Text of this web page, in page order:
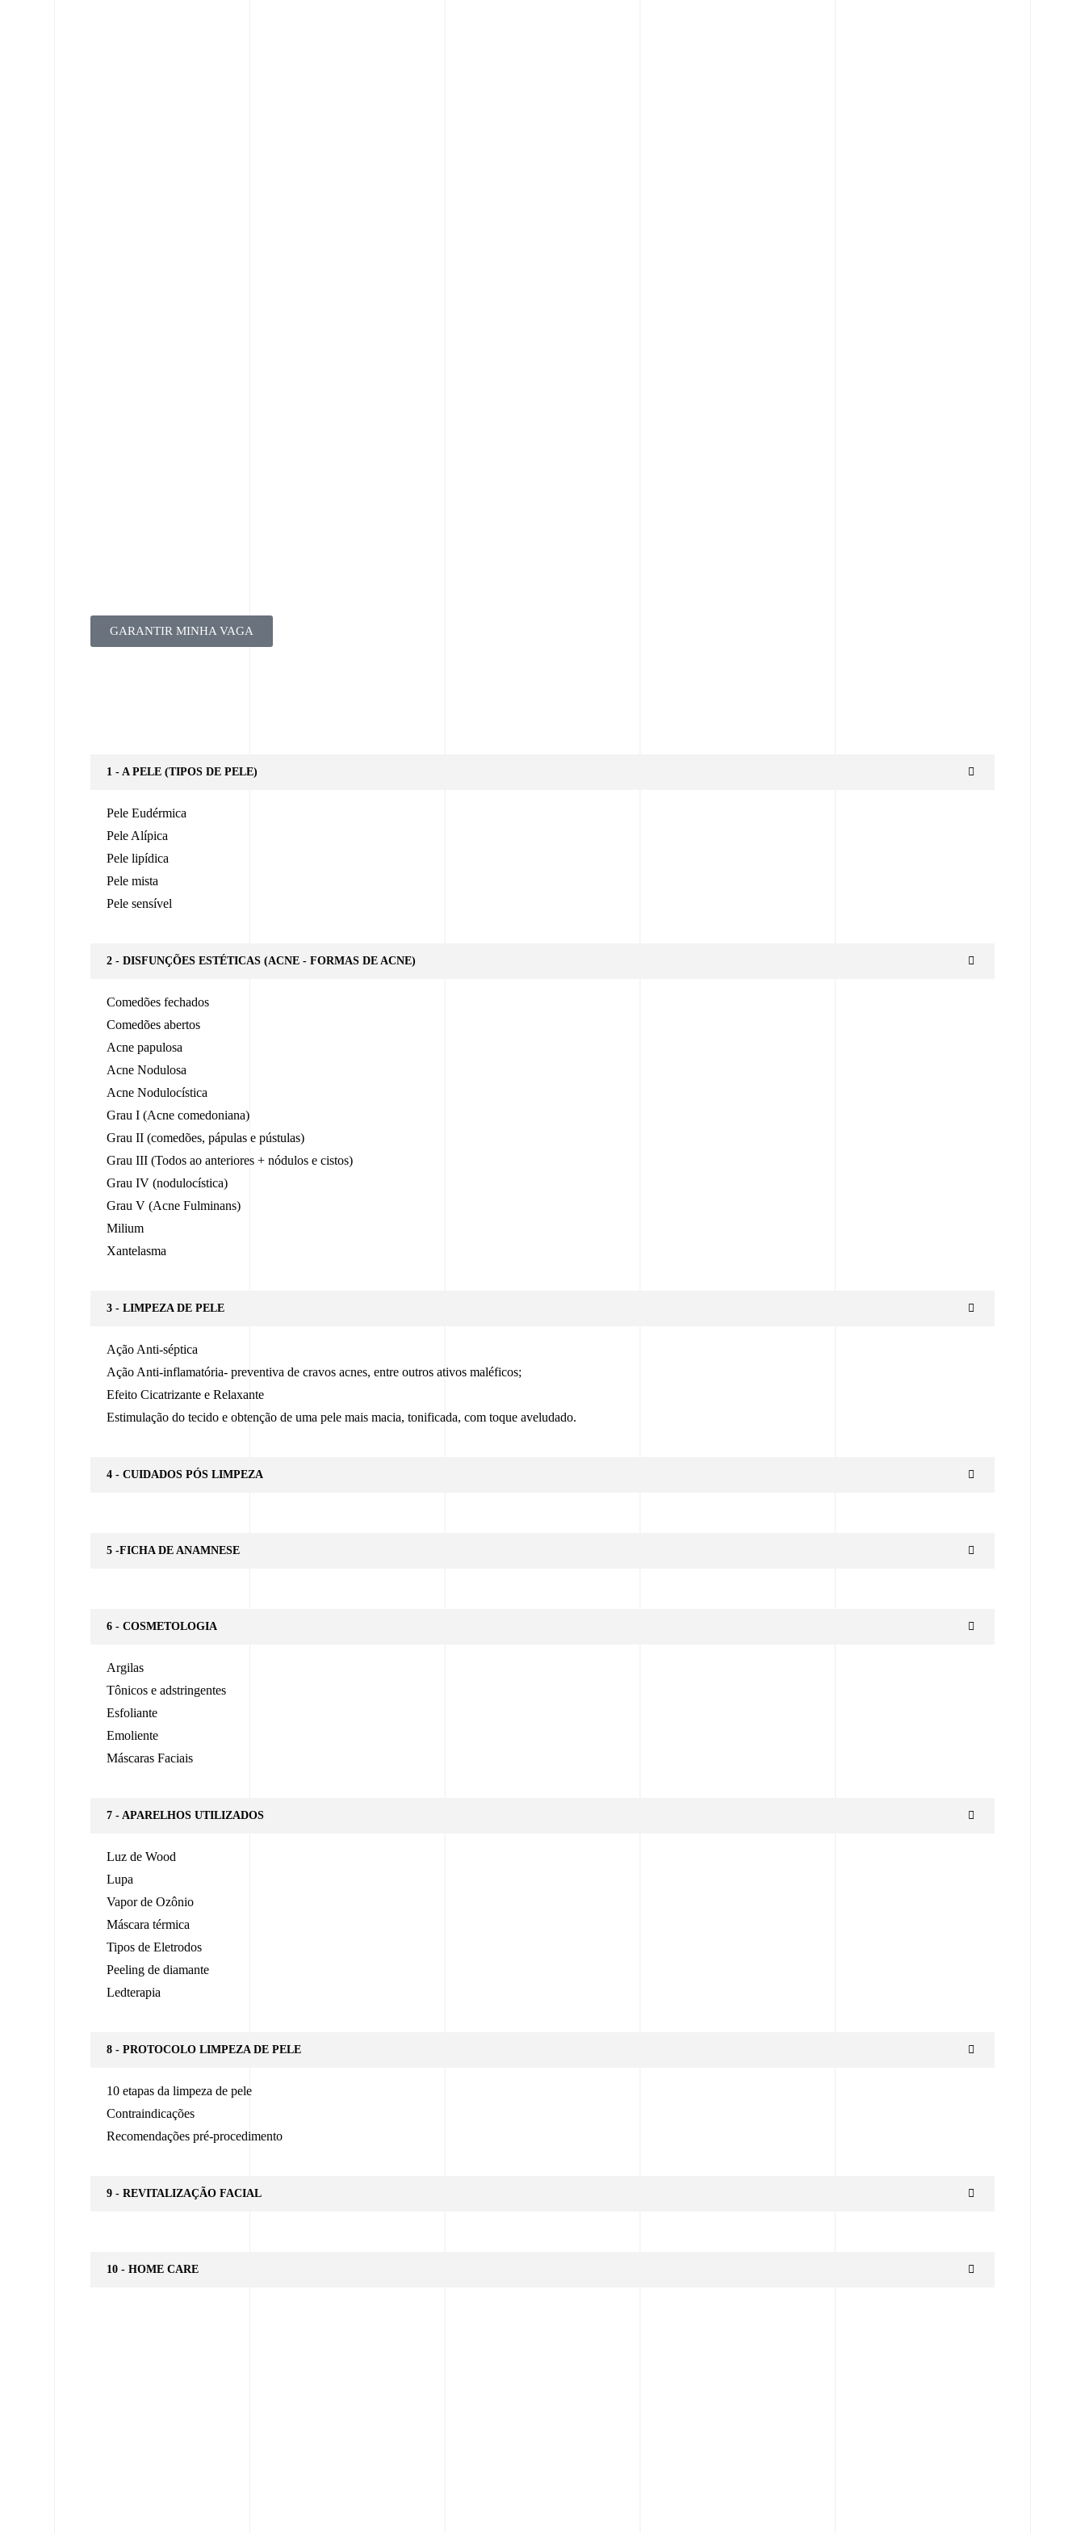
GARANTIR MINHA VAGA
1 - A PELE (TIPOS DE PELE)
Pele Eudérmica
Pele Alípica
Pele lipídica
Pele mista
Pele sensível
2 - DISFUNÇÕES ESTÉTICAS (ACNE - FORMAS DE ACNE)
Comedões fechados
Comedões abertos
Acne papulosa
Acne Nodulosa
Acne Nodulocística
Grau I (Acne comedoniana)
Grau II (comedões, pápulas e pústulas)
Grau III (Todos ao anteriores + nódulos e cistos)
Grau IV (nodulocística)
Grau V (Acne Fulminans)
Milium
Xantelasma
3 - LIMPEZA DE PELE
Ação Anti-séptica
Ação Anti-inflamatória- preventiva de cravos acnes, entre outros ativos maléficos;
Efeito Cicatrizante e Relaxante
Estimulação do tecido e obtenção de uma pele mais macia, tonificada, com toque aveludado.
4 - CUIDADOS PÓS LIMPEZA
5 -FICHA DE ANAMNESE
6 - COSMETOLOGIA
Argilas
Tônicos e adstringentes
Esfoliante
Emoliente
Máscaras Faciais
7 - APARELHOS UTILIZADOS
Luz de Wood
Lupa
Vapor de Ozônio
Máscara térmica
Tipos de Eletrodos
Peeling de diamante
Ledterapia
8 - PROTOCOLO LIMPEZA DE PELE
10 etapas da limpeza de pele
Contraindicações
Recomendações pré-procedimento
9 - REVITALIZAÇÃO FACIAL
10 - HOME CARE